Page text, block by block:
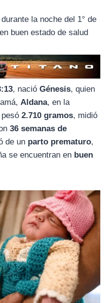
la noche del 1° de
buen estado de salud
, nació Génesis, quien
Aldana, en la
2.710 gramos, midió
36 semanas de
de un parto prematuro,
se encuentran en buen